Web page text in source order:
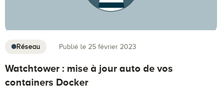
Réseau Publié le 25 février 2023
Watchtower : mise à jour auto de vos
containers Docker